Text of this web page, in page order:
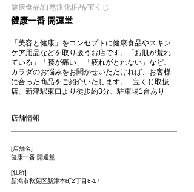
健康一番 開運堂
健康食品/自然派化粧品/宝くじ
「美容と健康」をコンセプトに健康食品やスキン
ケア用品などを取り扱うお店です。「お肌が荒れ
ている」「腰が痛い」「疲れがとれない」など、
カラダのお悩みをお聞かせいただければ、お客様
に合った商品をご紹介いたします。 宝くじ取扱
店、新津駅東口より徒歩約3分、駐車場1台あり
店舗情報
[店舗名]
健康一番 開運堂
[住所]
新潟市秋葉区新津本町2丁目8-17